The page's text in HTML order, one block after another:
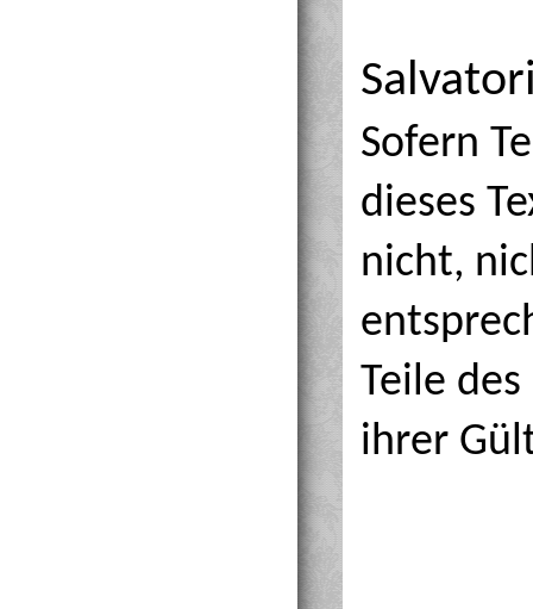
Sofern
dieses
nicht,
Teile
ihrer